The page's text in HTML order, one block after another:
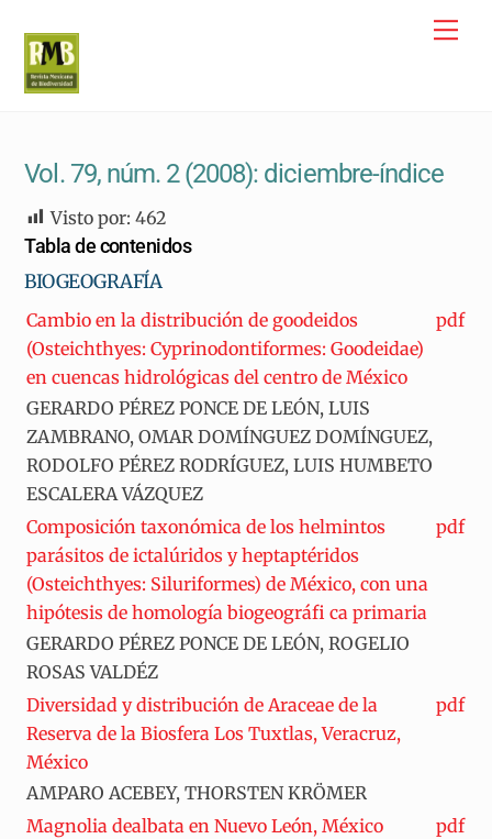
content
Vol. 79, núm. 2 (2008): diciembre-índice
Visto por: 462
Tabla de contenidos
BIOGEOGRAFÍA
Cambio en la distribución de goodeidos
(Osteichthyes: Cyprinodontiformes: Goodeidae)
en cuencas hidrológicas del centro de México
pdf
GERARDO PÉREZ PONCE DE LEÓN, LUIS
ZAMBRANO, OMAR DOMÍNGUEZ DOMÍNGUEZ,
RODOLFO PÉREZ RODRÍGUEZ, LUIS HUMBETO
ESCALERA VÁZQUEZ
Composición taxonómica de los helmintos
parásitos de ictalúridos y heptaptéridos
(Osteichthyes: Siluriformes) de México, con una
hipótesis de homología biogeográfi ca primaria
pdf
GERARDO PÉREZ PONCE DE LEÓN, ROGELIO
ROSAS VALDÉZ
Diversidad y distribución de Araceae de la
Reserva de la Biosfera Los Tuxtlas, Veracruz,
México
pdf
AMPARO ACEBEY, THORSTEN KRÖMER
Magnolia dealbata en Nuevo León, México
pdf